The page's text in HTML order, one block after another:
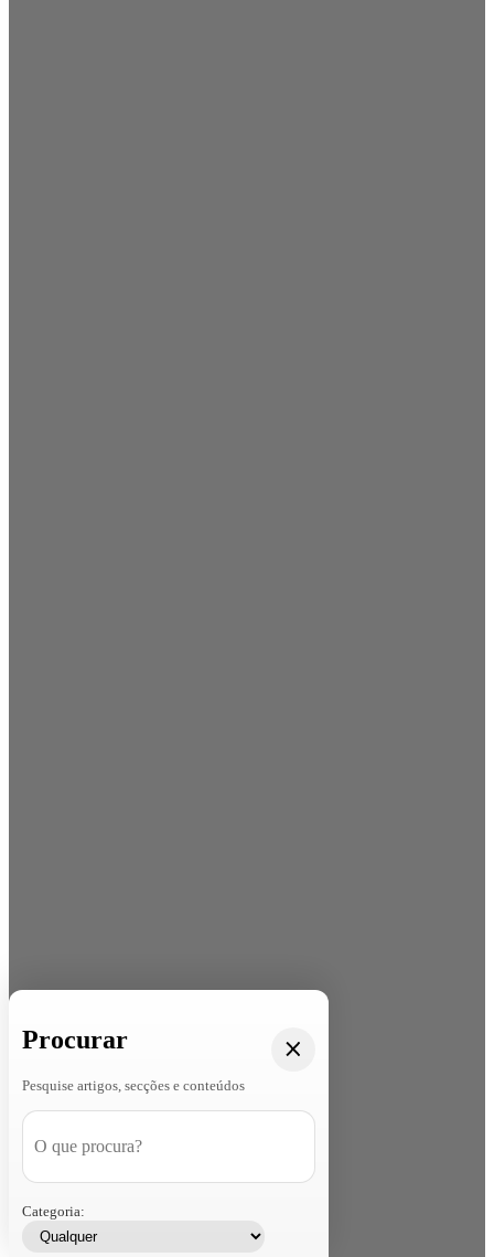
Procurar
Pesquise artigos, secções e conteúdos
Categoria: